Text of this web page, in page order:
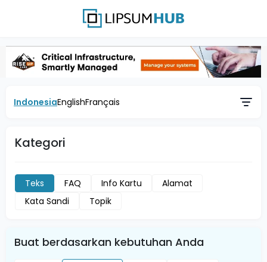
IndonesiaEnglishFrançais
Kategori
Teks FAQ Info Kartu
Alamat
Kata Sandi
Topik
Buat berdasarkan kebutuhan Anda